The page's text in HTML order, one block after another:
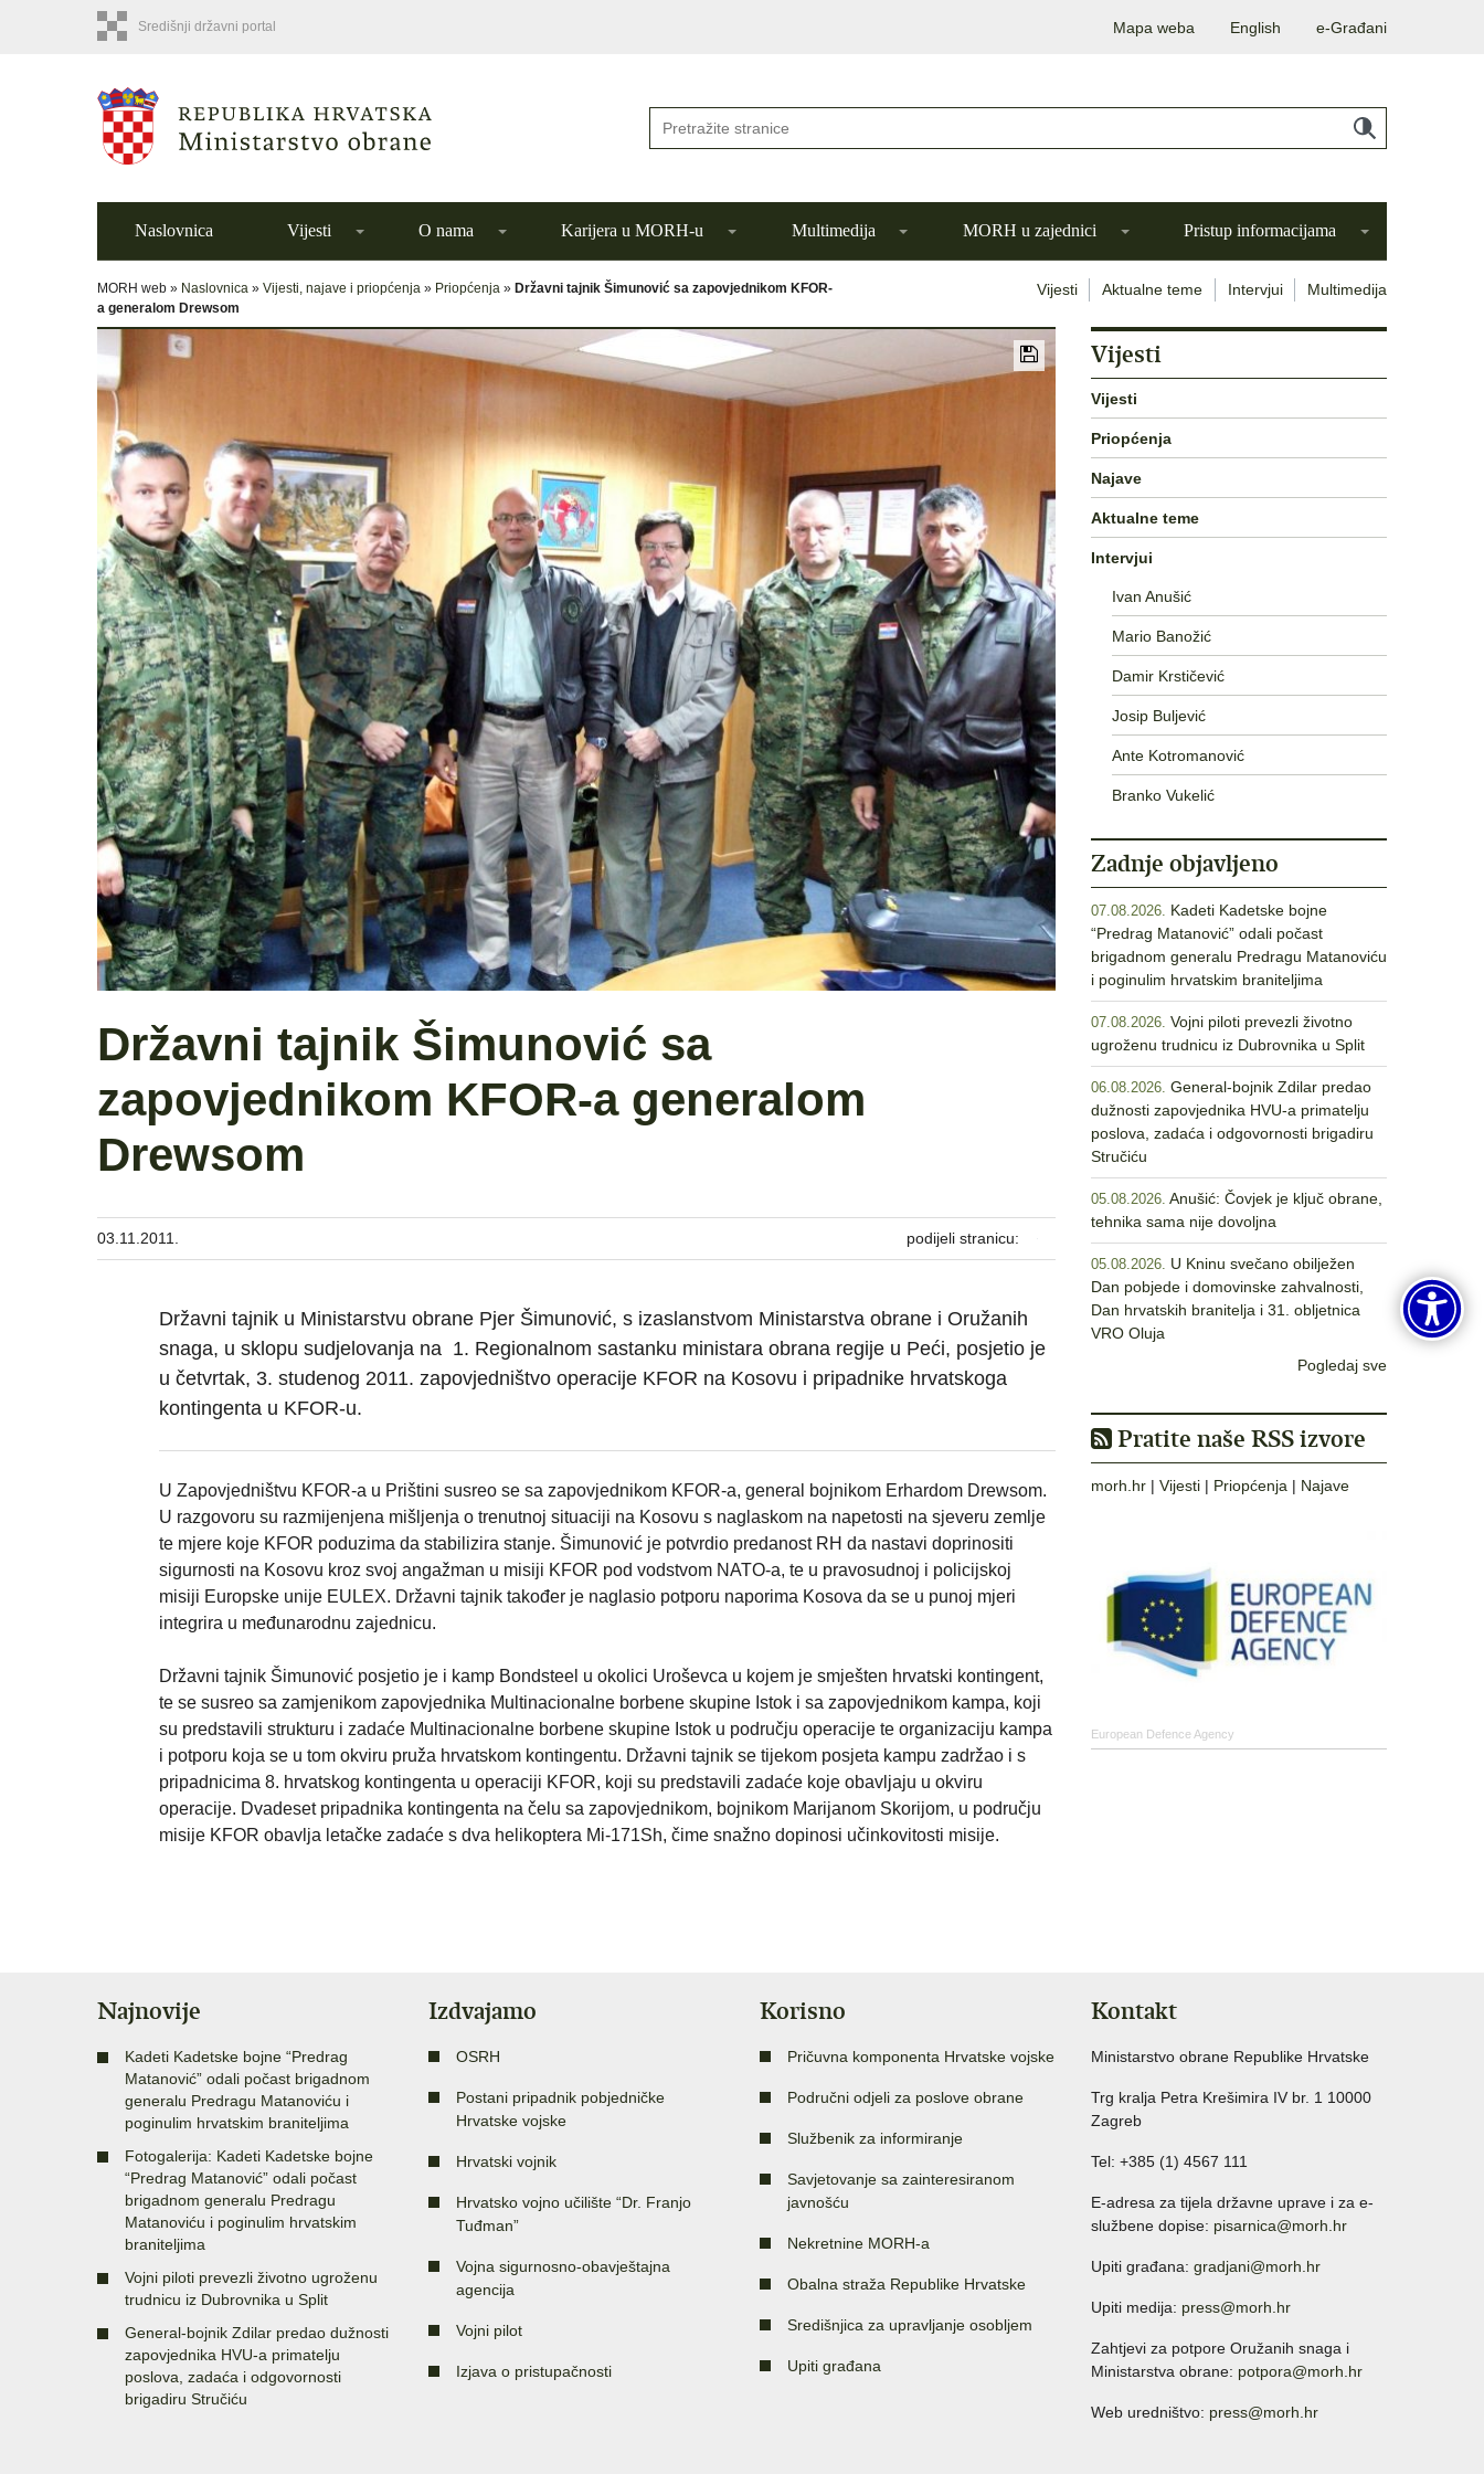
Središnji državni portal Mapa weba English e-Građani
Naslovnica Vijesti O nama Karijera u MORH-u Multimedija MORH u zajednici Pristup informacijama
MORH web » Naslovnica » Vijesti, najave i priopćenja » Priopćenja » Državni tajnik Šimunović sa zapovjednikom KFOR-
a generalom Drewsom
Vijesti Aktualne teme Intervjui Multimedija
Državni tajnik Šimunović sa
zapovjednikom KFOR-a generalom
Drewsom
03.11.2011. podijeli stranicu:
Državni tajnik u Ministarstvu obrane Pjer Šimunović, s izaslanstvom Ministarstva obrane i Oružanih
snaga, u sklopu sudjelovanja na 1. Regionalnom sastanku ministara obrana regije u Peći, posjetio je
u četvrtak, 3. studenog 2011. zapovjedništvo operacije KFOR na Kosovu i pripadnike hrvatskoga
kontingenta u KFOR-u.
U Zapovjedništvu KFOR-a u Prištini susreo se sa zapovjednikom KFOR-a, general bojnikom Erhardom Drewsom.
U razgovoru su razmijenjena mišljenja o trenutnoj situaciji na Kosovu s naglaskom na napetosti na sjeveru zemlje
te mjere koje KFOR poduzima da stabilizira stanje. Šimunović je potvrdio predanost RH da nastavi doprinositi
sigurnosti na Kosovu kroz svoj angažman u misiji KFOR pod vodstvom NATO-a, te u pravosudnoj i policijskoj
misiji Europske unije EULEX. Državni tajnik također je naglasio potporu naporima Kosova da se u punoj mjeri
integrira u međunarodnu zajednicu.
Državni tajnik Šimunović posjetio je i kamp Bondsteel u okolici Uroševca u kojem je smješten hrvatski kontingent,
te se susreo sa zamjenikom zapovjednika Multinacionalne borbene skupine Istok i sa zapovjednikom kampa, koji
su predstavili strukturu i zadaće Multinacionalne borbene skupine Istok u području operacije te organizaciju kampa
i potporu koja se u tom okviru pruža hrvatskom kontingentu. Državni tajnik se tijekom posjeta kampu zadržao i s
pripadnicima 8. hrvatskog kontingenta u operaciji KFOR, koji su predstavili zadaće koje obavljaju u okviru
operacije. Dvadeset pripadnika kontingenta na čelu sa zapovjednikom, bojnikom Marijanom Skorijom, u području
misije KFOR obavlja letačke zadaće s dva helikoptera Mi-171Sh, čime snažno dopinosi učinkovitosti misije.
Vijesti
Vijesti
Priopćenja
Najave
Aktualne teme
Intervjui
Ivan Anušić
Mario Banožić
Damir Krstičević
Josip Buljević
Ante Kotromanović
Branko Vukelić
Zadnje objavljeno
07.08.2026. Kadeti Kadetske bojne
“Predrag Matanović” odali počast
brigadnom generalu Predragu Matanoviću
i poginulim hrvatskim braniteljima
07.08.2026. Vojni piloti prevezli životno
ugroženu trudnicu iz Dubrovnika u Split
06.08.2026. General-bojnik Zdilar predao
dužnosti zapovjednika HVU-a primatelju
poslova, zadaća i odgovornosti brigadiru
Stručiću
05.08.2026. Anušić: Čovjek je ključ obrane,
tehnika sama nije dovoljna
05.08.2026. U Kninu svečano obilježen
Dan pobjede i domovinske zahvalnosti,
Dan hrvatskih branitelja i 31. obljetnica
VRO Oluja
Pogledaj sve
Pratite naše RSS izvore
morh.hr | Vijesti | Priopćenja | Najave
European Defence Agency
Najnovije
Kadeti Kadetske bojne “Predrag
Matanović” odali počast brigadnom
generalu Predragu Matanoviću i
poginulim hrvatskim braniteljima
Fotogalerija: Kadeti Kadetske bojne
“Predrag Matanović” odali počast
brigadnom generalu Predragu
Matanoviću i poginulim hrvatskim
braniteljima
Vojni piloti prevezli životno ugroženu
trudnicu iz Dubrovnika u Split
General-bojnik Zdilar predao dužnosti
zapovjednika HVU-a primatelju
poslova, zadaća i odgovornosti
brigadiru Stručiću
Izdvajamo
OSRH
Postani pripadnik pobjedničke
Hrvatske vojske
Hrvatski vojnik
Hrvatsko vojno učilište “Dr. Franjo
Tuđman”
Vojna sigurnosno-obavještajna
agencija
Vojni pilot
Izjava o pristupačnosti
Korisno
Pričuvna komponenta Hrvatske vojske
Područni odjeli za poslove obrane
Službenik za informiranje
Savjetovanje sa zainteresiranom
javnošću
Nekretnine MORH-a
Obalna straža Republike Hrvatske
Središnjica za upravljanje osobljem
Upiti građana
Kontakt
Ministarstvo obrane Republike Hrvatske
Trg kralja Petra Krešimira IV br. 1 10000
Zagreb
Tel: +385 (1) 4567 111
E-adresa za tijela državne uprave i za e-
službene dopise: pisarnica@morh.hr
Upiti građana: gradjani@morh.hr
Upiti medija: press@morh.hr
Zahtjevi za potpore Oružanih snaga i
Ministarstva obrane: potpora@morh.hr
Web uredništvo: press@morh.hr